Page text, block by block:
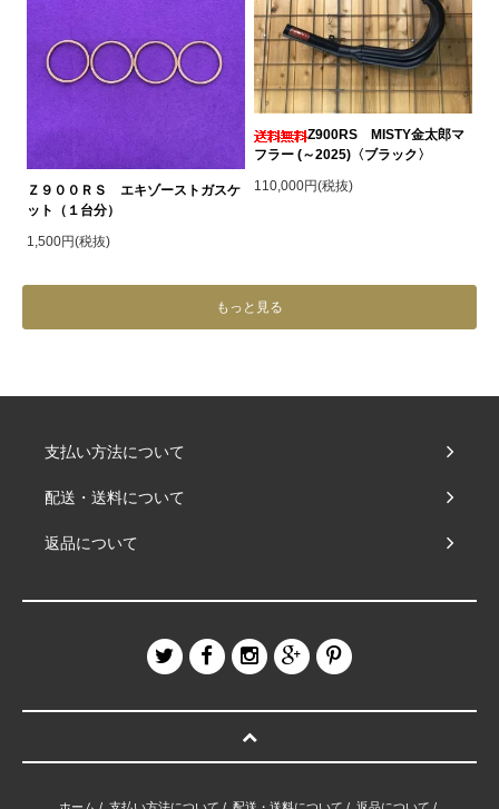
Ｚ９００ＲＳ エキゾーストガスケ
ット（１台分）
1,500円(税抜)
Z900RS MISTY金太郎マ
フラー (～2025)〈ブラック〉
110,000円(税抜)
もっと見る
支払い方法について
配送・送料について
返品について